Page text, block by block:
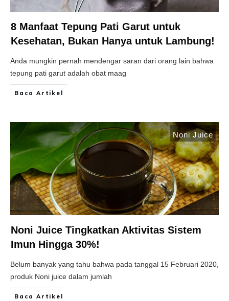
8 Manfaat Tepung Pati Garut untuk
Kesehatan, Bukan Hanya untuk Lambung!
Anda mungkin pernah mendengar saran dari orang lain bahwa
tepung pati garut adalah obat maag
Baca Artikel
Noni Juice
Noni Juice Tingkatkan Aktivitas Sistem
Imun Hingga 30%!
Belum banyak yang tahu bahwa pada tanggal 15 Februari 2020,
produk Noni juice dalam jumlah
Baca Artikel